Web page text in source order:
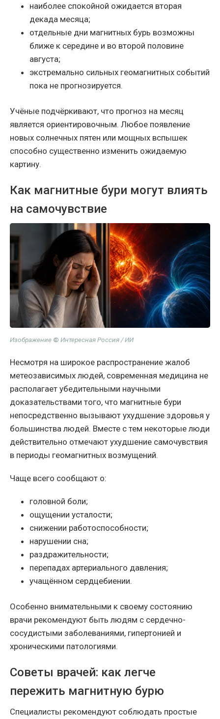
наиболее спокойной ожидается вторая
декада месяца;
отдельные дни магнитных бурь возможны
ближе к середине и во второй половине
августа;
экстремально сильных геомагнитных событий
пока не прогнозируется.
Учёные подчёркивают, что прогноз на месяц
является ориентировочным. Любое появление
новых солнечных пятен или мощных вспышек
способно существенно изменить ожидаемую
картину.
Как магнитные бури могут влиять
на самочувствие
Изображение © Интересная Россия / ИИ
Несмотря на широкое распространение жалоб
метеозависимых людей, современная медицина не
располагает убедительными научными
доказательствами того, что магнитные бури
непосредственно вызывают ухудшение здоровья у
большинства людей. Вместе с тем некоторые люди
действительно отмечают ухудшение самочувствия
в периоды геомагнитных возмущений.
Чаще всего сообщают о:
головной боли;
ощущении усталости;
снижении работоспособности;
нарушении сна;
раздражительности;
перепадах артериального давления;
учащённом сердцебиении.
Особенно внимательными к своему состоянию
врачи рекомендуют быть людям с сердечно-
сосудистыми заболеваниями, гипертонией и
хроническими патологиями.
Советы врачей: как легче
пережить магнитную бурю
Специалисты рекомендуют соблюдать простые